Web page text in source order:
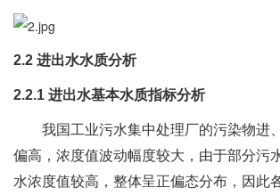
2.2 进出水水质分析
2.2.1 进出水基本水质指标分析
我国工业污水集中处理厂的污染物进
偏高，浓度值波动幅度较大，由于部分污
水浓度值较高，整体呈正偏态分布，因此